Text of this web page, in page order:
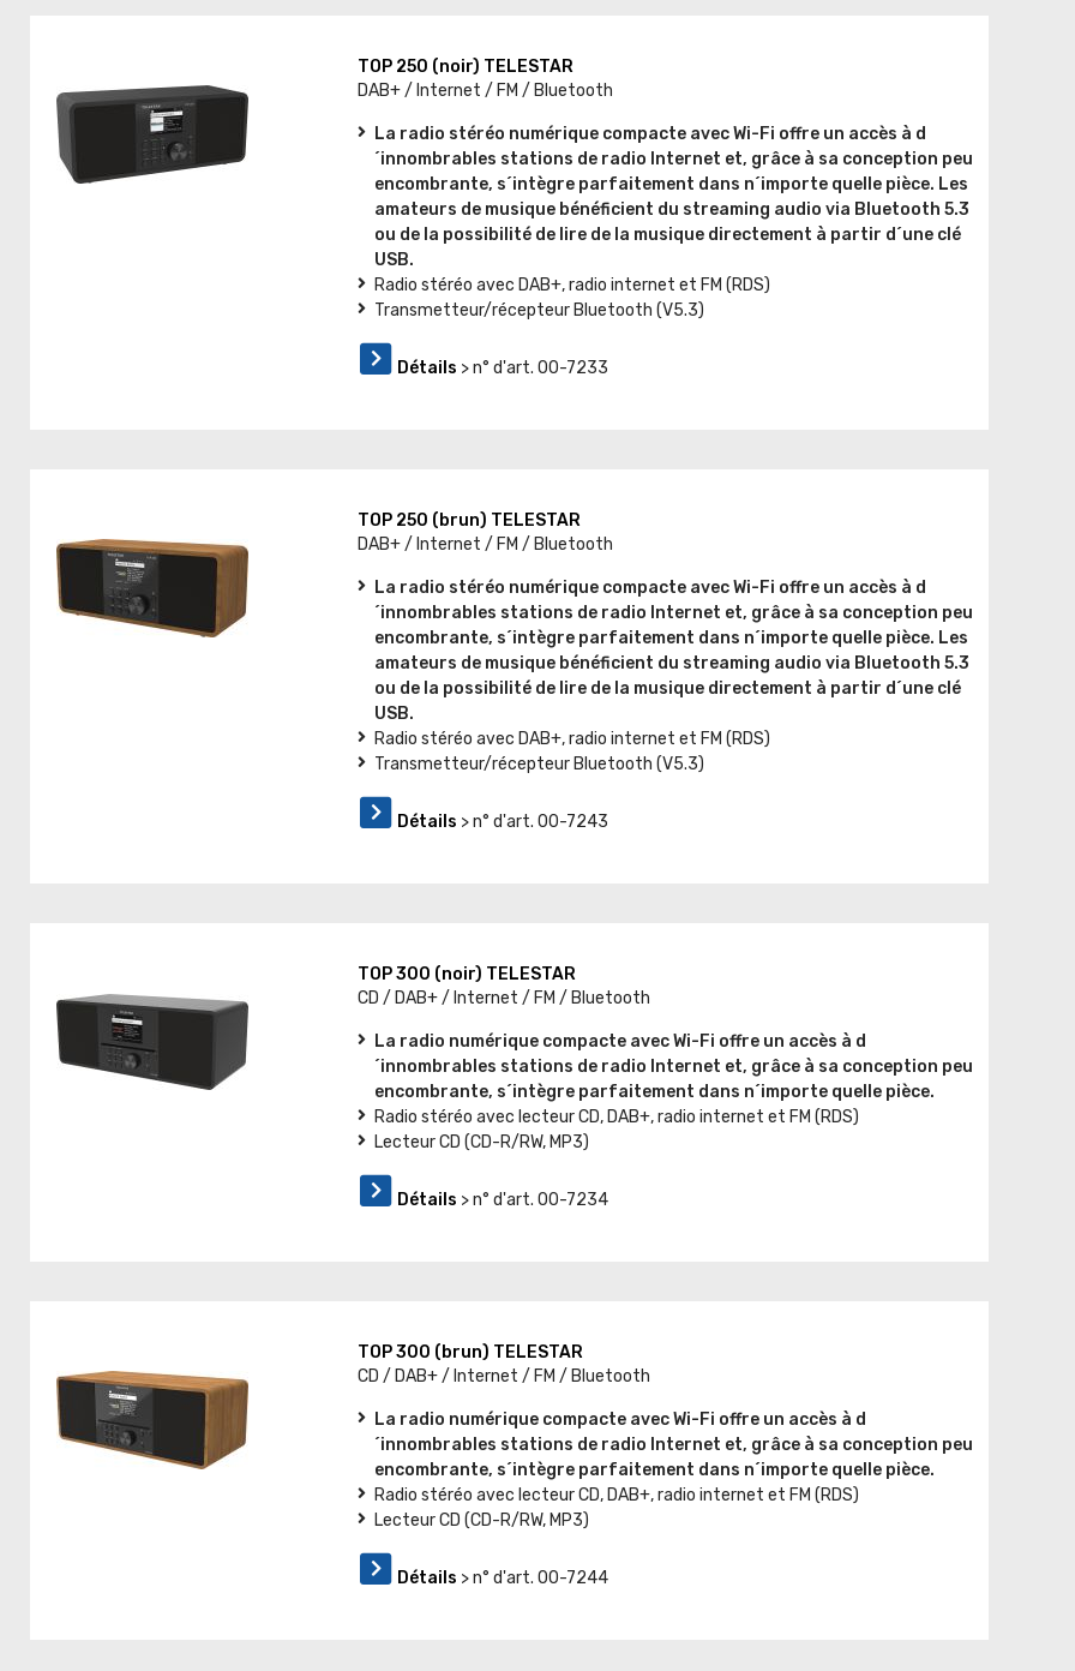
TOP 250 (noir) TELESTAR
DAB+ / Internet / FM / Bluetooth
La radio stéréo numérique compacte avec Wi-Fi offre un accès à d
´innombrables stations de radio Internet et, grâce à sa conception peu
encombrante, s´intègre parfaitement dans n´importe quelle pièce. Les
amateurs de musique bénéficient du streaming audio via Bluetooth 5.3
ou de la possibilité de lire de la musique directement à partir d´une clé
USB.
Radio stéréo avec DAB+, radio internet et FM (RDS)
Transmetteur/récepteur Bluetooth (V5.3)
Détails > n° d'art. 00-7233
TOP 250 (brun) TELESTAR
DAB+ / Internet / FM / Bluetooth
La radio stéréo numérique compacte avec Wi-Fi offre un accès à d
´innombrables stations de radio Internet et, grâce à sa conception peu
encombrante, s´intègre parfaitement dans n´importe quelle pièce. Les
amateurs de musique bénéficient du streaming audio via Bluetooth 5.3
ou de la possibilité de lire de la musique directement à partir d´une clé
USB.
Radio stéréo avec DAB+, radio internet et FM (RDS)
Transmetteur/récepteur Bluetooth (V5.3)
Détails > n° d'art. 00-7243
TOP 300 (noir) TELESTAR
CD / DAB+ / Internet / FM / Bluetooth
La radio numérique compacte avec Wi-Fi offre un accès à d
´innombrables stations de radio Internet et, grâce à sa conception peu
encombrante, s´intègre parfaitement dans n´importe quelle pièce.
Radio stéréo avec lecteur CD, DAB+, radio internet et FM (RDS)
Lecteur CD (CD-R/RW, MP3)
Détails > n° d'art. 00-7234
TOP 300 (brun) TELESTAR
CD / DAB+ / Internet / FM / Bluetooth
La radio numérique compacte avec Wi-Fi offre un accès à d
´innombrables stations de radio Internet et, grâce à sa conception peu
encombrante, s´intègre parfaitement dans n´importe quelle pièce.
Radio stéréo avec lecteur CD, DAB+, radio internet et FM (RDS)
Lecteur CD (CD-R/RW, MP3)
Détails > n° d'art. 00-7244